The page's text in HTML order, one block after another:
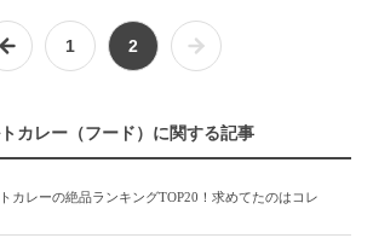
1 2
カレー（フード）に関する記事
カレーの絶品ランキングTOP20！求めてたのはコレ